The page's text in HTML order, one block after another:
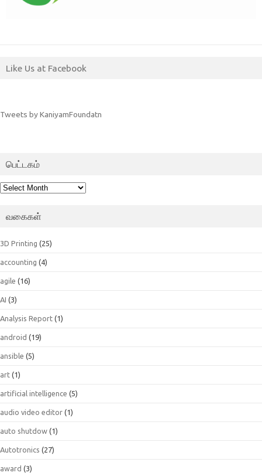
Like Us at Facebook
Tweets by KaniyamFoundatn
பெட்டகம்
பெட்டகம்
வகைகள்
3D Printing (25)
accounting (4)
agile (16)
AI (3)
Analysis Report (1)
android (19)
ansible (5)
art (1)
artificial intelligence (5)
audio video editor (1)
auto shutdow (1)
Autotronics (27)
award (3)